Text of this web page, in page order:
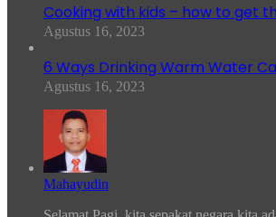
Cooking with kids – how to get
Agustus 16, 2023
6 Ways Drinking Warm Water
Agustus 16, 2023
Mahayudin